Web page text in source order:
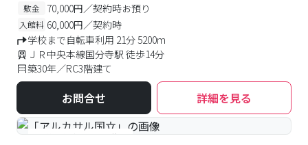
敷金 70,000円／契約時お預り
入館料 60,000円／契約時
学校まで自転車利用 21分 5200m
ＪＲ中央本線国分寺駅 徒歩14分
築30年／RC3階建て
お問合せ 詳細を見る
#予約受付中 #空室待ち